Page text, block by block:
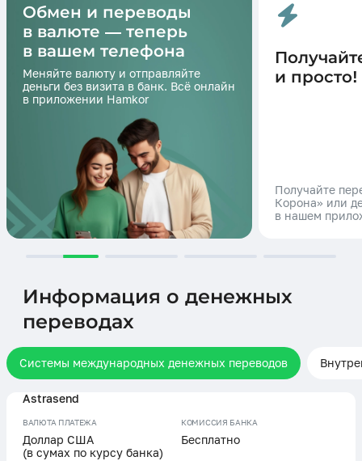
Обмен и переводы
в валюте — теперь
в вашем телефона
Меняйте валюту и отправляйте
деньги без визита в банк. Всё онлайн
в приложении Hamkor
и просто!
Получайте
Корона» или
в нашем
Информация о денежных
переводах
Системы международных денежных переводов
Astrasend
ВАЛЮТА ПЛАТЕЖА
Доллар США
(в сумах по курсу банка)
КОМИССИЯ БАНКА
Бесплатно